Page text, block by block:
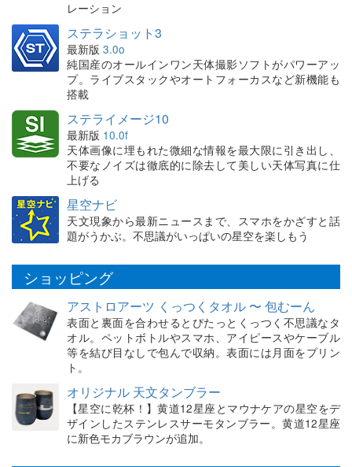
レーション
ステラショット3
最新版 3.0o
純国産のオールインワン天体撮影ソフトがパワーアッ
プ。ライブスタックやオートフォーカスなど新機能も
搭載
ステライメージ10
最新版 10.0f
天体画像に埋もれた微細な情報を最大限に引き出し、
不要なノイズは徹底的に除去して美しい天体写真に仕
上げる
星空ナビ
天文現象から最新ニュースまで、スマホをかざすと話
題がうかぶ。不思議がいっぱいの星空を楽しもう
ショッピング
アストロアーツ くっつくタオル 〜 包むーん
表面と裏面を合わせるとぴたっとくっつく不思議なタ
オル。ペットボトルやスマホ、アイピースやケーブル
等を結び目なしで包んで収納。表面には月面をプリン
ト。
オリジナル 天文タンブラー
【星空に乾杯！】黄道12星座とマウナケアの星空をデ
ザインしたステンレスサーモタンブラー。黄道12星座
に新色モカブラウンが追加。